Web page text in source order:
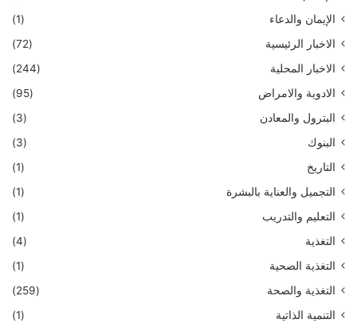
الإيمان والدعاء
(1)
الاخبار الرئيسية
(72)
الاخبار المحلية
(244)
الادوية والامراض
(95)
البترول والمعادن
(3)
البنوك
(3)
التاريخ
(1)
التجميل والعناية بالبشرة
(1)
التعليم والتدريب
(1)
التغذية
(4)
التغذية الصحية
(1)
التغذية والصحة
(259)
التنمية الذاتية
(1)